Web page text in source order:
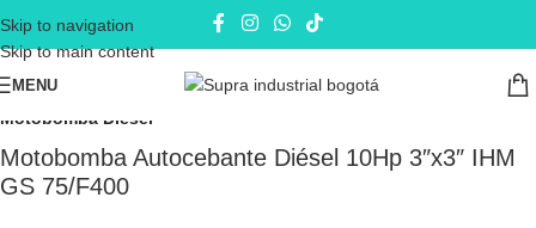
Skip to navigation
Skip to main content
MENU
Inicio Electrobombas - bombas eléctricas Motobombas
Motobomba Diesel
Motobomba Autocebante Diésel 10Hp 3″x3″ IHM
GS 75/F400